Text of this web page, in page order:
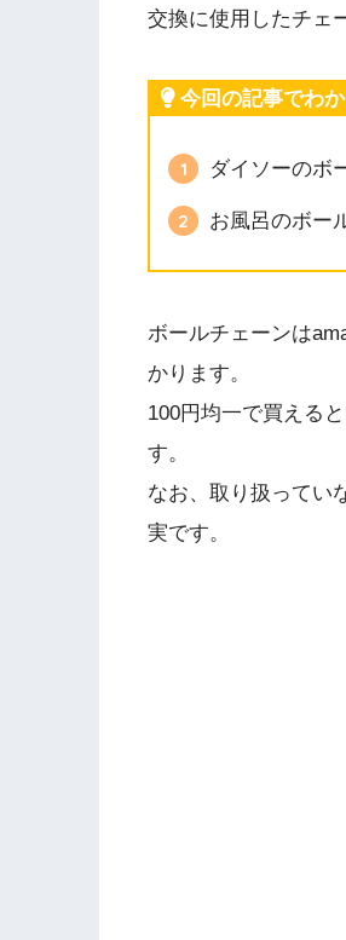
交換に使用したチェ
今回の記事でわ
ダイソーのボ
お風呂のボー
ボールチェーンは
かります。
100円均一で買える
す。
なお、取り扱ってい
実です。